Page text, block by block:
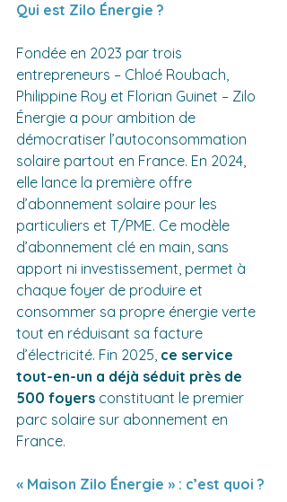
Qui est Zilo Énergie ?
Fondée en 2023 par trois
entrepreneurs – Chloé Roubach,
Philippine Roy et Florian Guinet – Zilo
Énergie a pour ambition de
démocratiser l’autoconsommation
solaire partout en France. En 2024,
elle lance la première offre
d’abonnement solaire pour les
particuliers et T/PME. Ce modèle
d’abonnement clé en main, sans
apport ni investissement, permet à
chaque foyer de produire et
consommer sa propre énergie verte
tout en réduisant sa facture
d’électricité. Fin 2025, ce service
tout-en-un a déjà séduit près de
500 foyers constituant le premier
parc solaire sur abonnement en
France.
« Maison Zilo Énergie » : c’est quoi ?